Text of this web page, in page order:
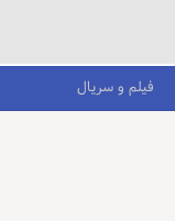
فیلم و سریال